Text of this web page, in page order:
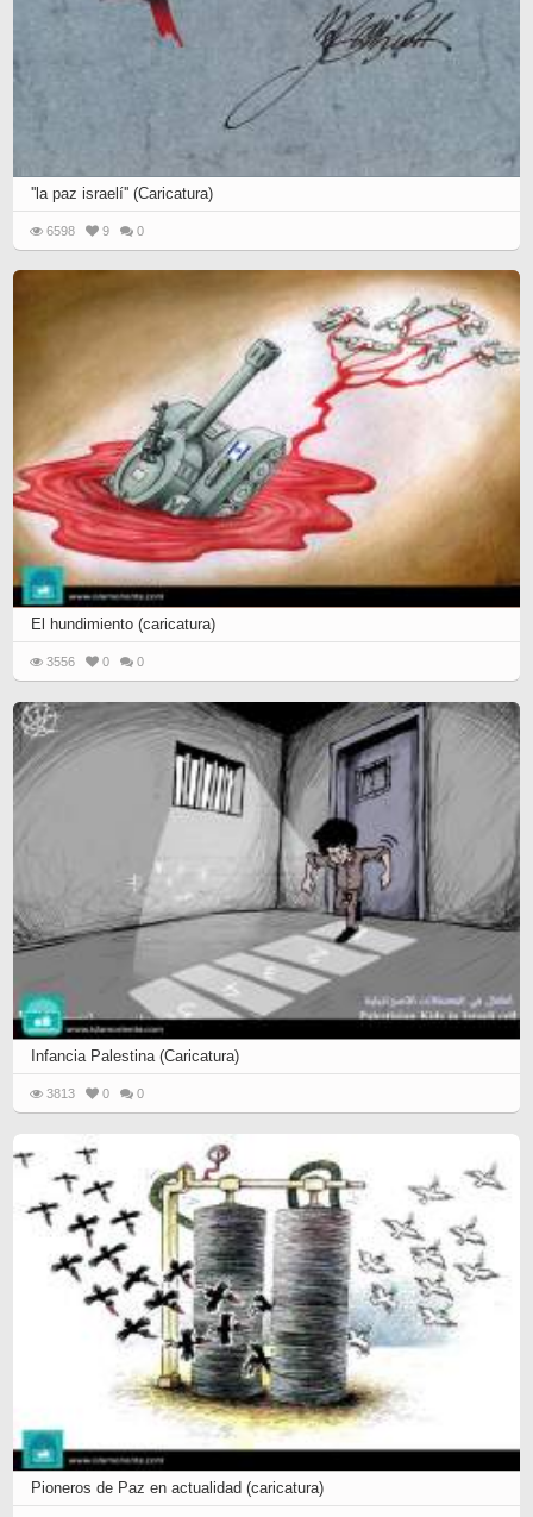
''la paz israelí'' (Caricatura)
6598 9 0
El hundimiento (caricatura)
3556 0 0
Infancia Palestina (Caricatura)
3813 0 0
Pioneros de Paz en actualidad (caricatura)‎